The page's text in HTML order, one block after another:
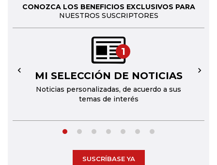
CONOZCA LOS BENEFICIOS EXCLUSIVOS PARA
NUESTROS SUSCRIPTORES
1
MI SELECCIÓN DE NOTICIAS
Noticias personalizadas, de acuerdo a sus
temas de interés
← →
SUSCRÍBASE YA